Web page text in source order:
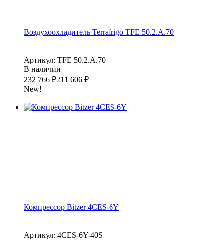
Воздухоохладитель Terrafrigo TFE 50.2.A.70
Артикул: TFE 50.2.A.70
В наличии
232 766 ₽211 606 ₽
New!
Компрессор Bitzer 4CES-6Y
Артикул: 4CES-6Y-40S